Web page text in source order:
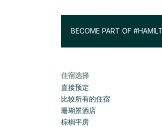
BECOME PART OF
住宿选择
直接预定
比较所有的住宿
珊瑚景酒店
棕榈平房